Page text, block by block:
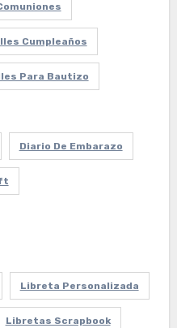
Cumpleaños
Para Bautizo
Diario De Embarazo
Libreta Personalizada
Libretas Scrapbook